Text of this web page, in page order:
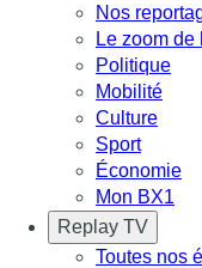
Nos
Le zoom de
Politique
Mobilité
Culture
Sport
Économie
Mon BX1
Replay TV
Toutes nos